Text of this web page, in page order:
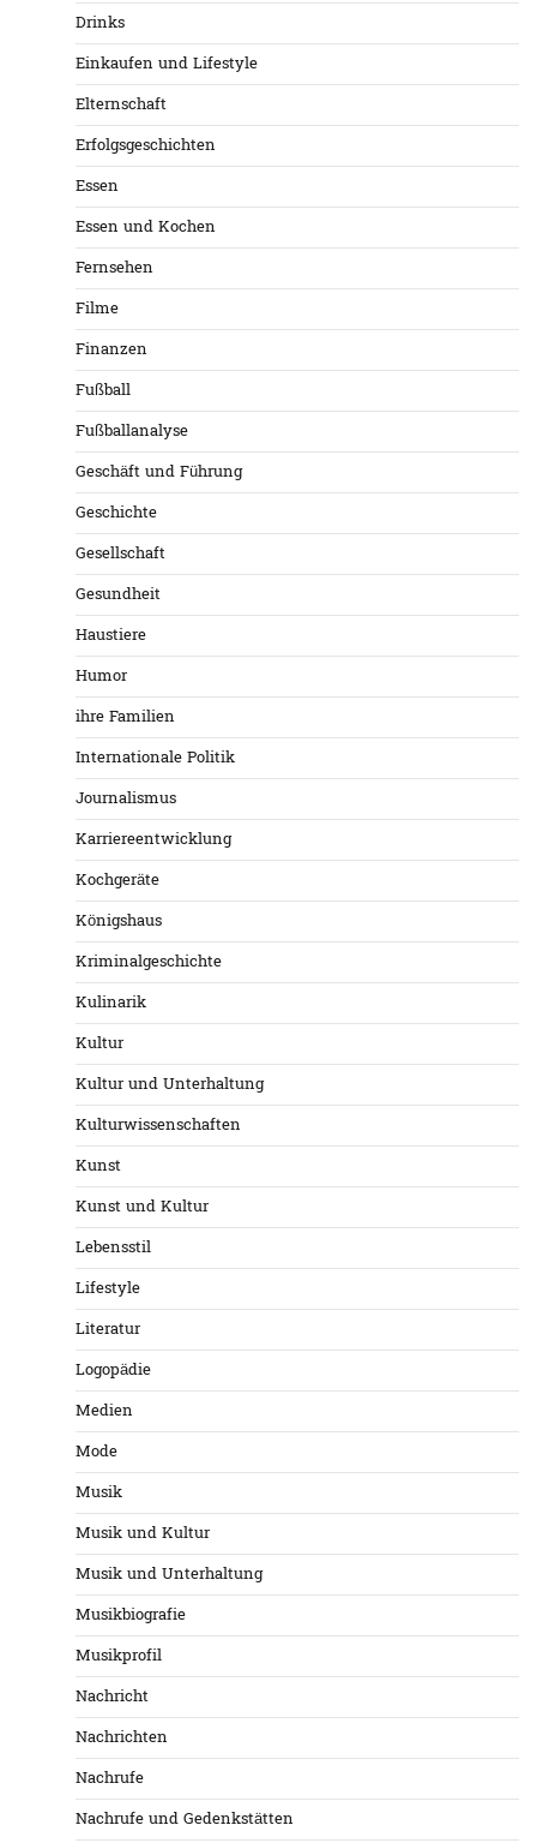
Drinks
Einkaufen und Lifestyle
Elternschaft
Erfolgsgeschichten
Essen
Essen und Kochen
Fernsehen
Filme
Finanzen
Fußball
Fußballanalyse
Geschäft und Führung
Geschichte
Gesellschaft
Gesundheit
Haustiere
Humor
ihre Familien
Internationale Politik
Journalismus
Karriereentwicklung
Kochgeräte
Königshaus
Kriminalgeschichte
Kulinarik
Kultur
Kultur und Unterhaltung
Kulturwissenschaften
Kunst
Kunst und Kultur
Lebensstil
Lifestyle
Literatur
Logopädie
Medien
Mode
Musik
Musik und Kultur
Musik und Unterhaltung
Musikbiografie
Musikprofil
Nachricht
Nachrichten
Nachrufe
Nachrufe und Gedenkstätten